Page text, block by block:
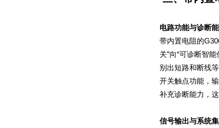
电路功能与诊断
补充诊断能力，
信号输出与系统